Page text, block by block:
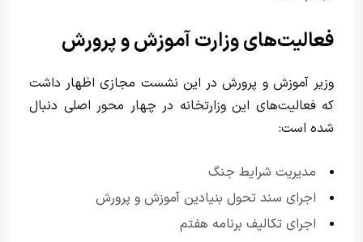
فعالیت‌های وزارت آموزش و پرورش
وزیر آموزش و پرورش در این نشست مجازی اظهار داشت
که فعالیت‌های این وزارتخانه در چهار محور اصلی دنبال
شده است:
مدیریت شرایط جنگ
اجرای سند تحول بنیادین آموزش و پرورش
اجرای تکالیف برنامه هفتم